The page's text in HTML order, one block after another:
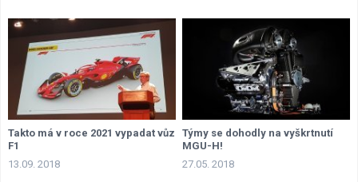
Takto má v roce 2021 vypadat vůz
F1
13.09. 2018
Týmy se dohodly na vyškrtnutí
MGU-H!
27.05. 2018